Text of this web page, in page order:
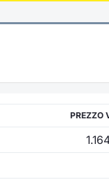
PREZZO